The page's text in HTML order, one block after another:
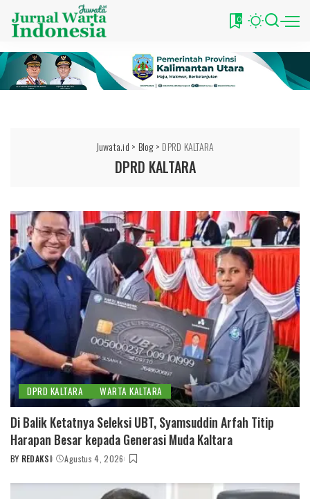
0
Juwata.id > Blog> DPRD KALTARA
DPRD KALTARA
DPRD KALTARA WARTA KALTARA
Di Balik Ketatnya Seleksi UBT, Syamsuddin Arfah Titip
Harapan Besar kepada Generasi Muda Kaltara
POSTED
BY REDAKSI Agustus 4, 2026